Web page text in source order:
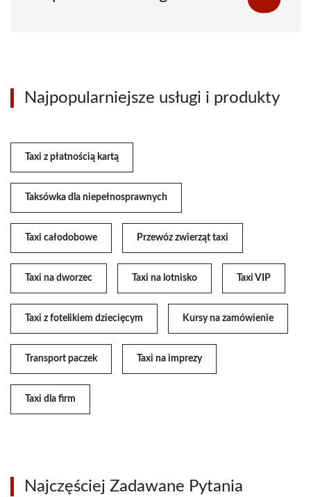
Najpopularniejsze usługi i produkty
Taxi z płatnością kartą
Taksówka dla niepełnosprawnych
Taxi całodobowe Przewóz zwierząt taxi
Taxi na dworzec Taxi na lotnisko Taxi VIP
Taxi z fotelikiem dziecięcym Kursy na zamówienie
Transport paczek Taxi na imprezy
Taxi dla firm
Najczęściej Zadawane Pytania